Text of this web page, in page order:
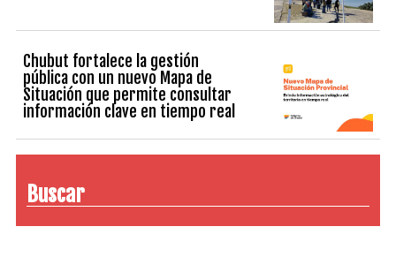
Chubut fortalece la gestión
pública con un nuevo Mapa de
Situación que permite consultar
información clave en tiempo real
Buscar